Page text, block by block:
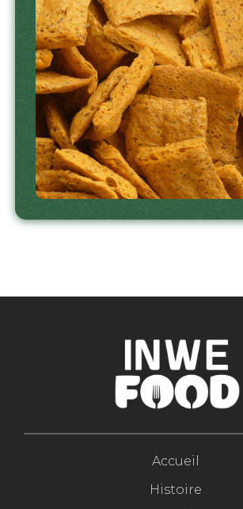
Accueil
Histoire